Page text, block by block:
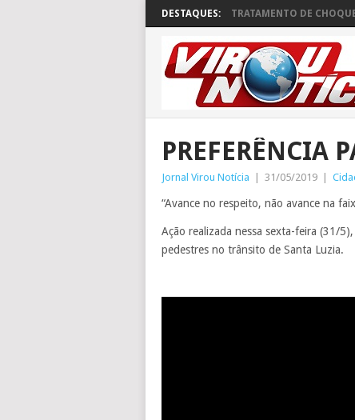
DESTAQUES: TRATAMENTO DE
PREFERÊNCIA
Jornal Virou Notícia 31/05/2019
“Avance no respeito, não avance na
Ação realizada nessa sexta-feira (31/
pedestres no trânsito de Santa Luzia.